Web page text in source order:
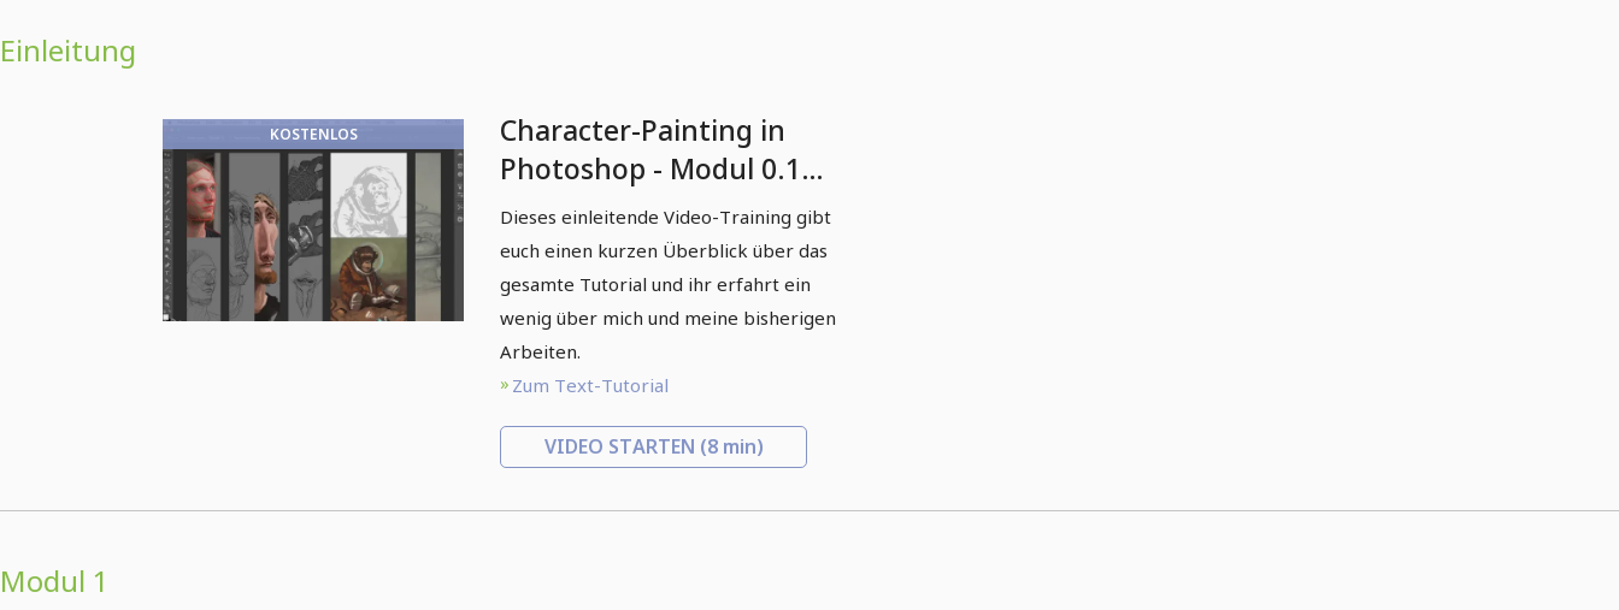
Einleitung
KOSTENLOS
Character-Painting in
Photoshop - Modul 0.1
Einleitung
Dieses einleitende Video-Training gibt
euch einen kurzen Überblick über das
gesamte Tutorial und ihr erfahrt ein
wenig über mich und meine bisherigen
Arbeiten.
Zum Text-Tutorial
VIDEO STARTEN (8 min)
Modul 1